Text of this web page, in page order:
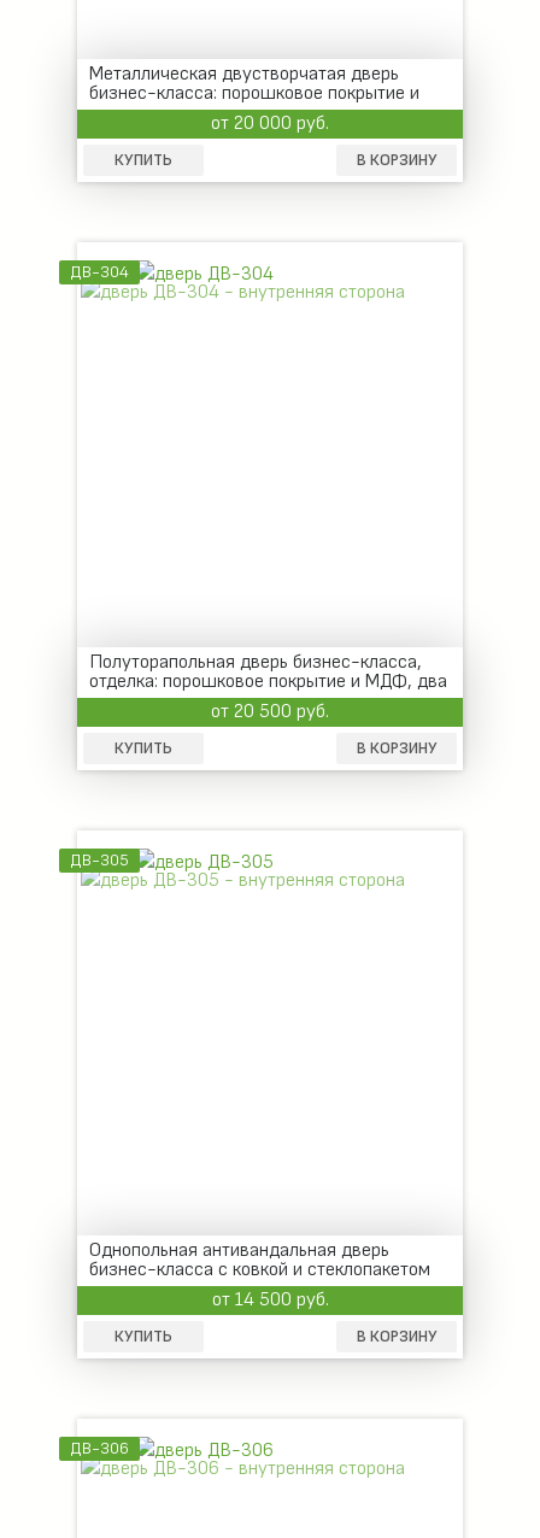
Металлическая двустворчатая дверь
бизнес-класса: порошковое покрытие и
МДФ
от 20 000 руб.
КУПИТЬ В КОРЗИНУ
ДВ-304
Полуторапольная дверь бизнес-класса,
отделка: порошковое покрытие и МДФ, два
замка
от 20 500 руб.
КУПИТЬ В КОРЗИНУ
ДВ-305
Однопольная антивандальная дверь
бизнес-класса с ковкой и стеклопакетом
от 14 500 руб.
КУПИТЬ В КОРЗИНУ
ДВ-306